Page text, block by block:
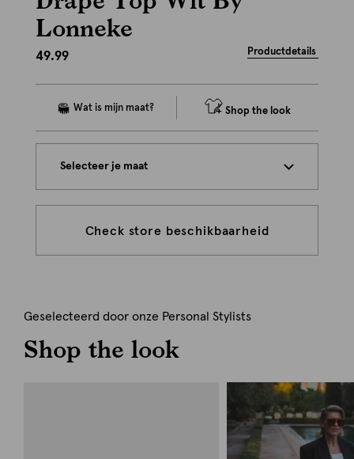
Lonneke
49.99 Productdetails
Shop the look
Selecteer je maat
Check store beschikbaarheid
Geselecteerd door onze Personal Stylists
Shop the look